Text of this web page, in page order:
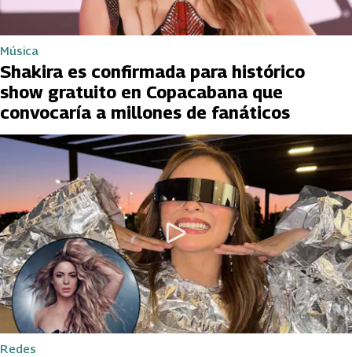
Música
Shakira es confirmada para histórico
show gratuito en Copacabana que
convocaría a millones de fanáticos
Redes